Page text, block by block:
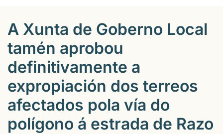
A Xunta de Goberno Local
tamén aprobou
definitivamente a
expropiación dos terreos
afectados pola vía do
polígono á estrada de Razo